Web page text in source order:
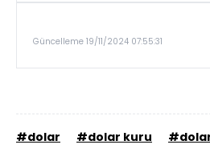
Güncelleme 19/11/2024 07:55:31
#dolar #dolar kuru